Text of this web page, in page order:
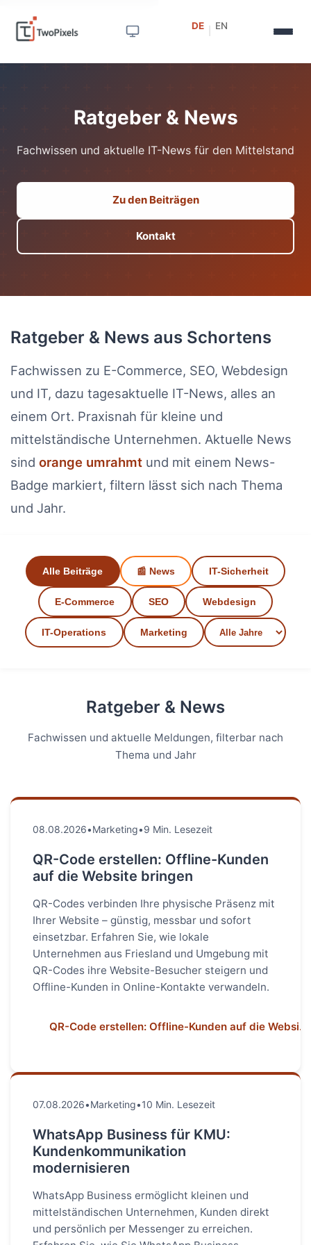
DE EN
Ratgeber & News
Fachwissen und aktuelle IT-News für den Mittelstand
Zu den Beiträgen
Kontakt
Ratgeber & News aus Schortens
Fachwissen zu E-Commerce, SEO, Webdesign
und IT, dazu tagesaktuelle IT-News, alles an
einem Ort. Praxisnah für kleine und
mittelständische Unternehmen. Aktuelle News
sind orange umrahmt und mit einem News-
Badge markiert, filtern lässt sich nach Thema
und Jahr.
Alle Beiträge 📰 News IT-Sicherheit
E-Commerce SEO Webdesign
IT-Operations Marketing
Ratgeber & News
Fachwissen und aktuelle Meldungen, filterbar nach
Thema und Jahr
08.08.2026•Marketing•9 Min. Lesezeit
QR-Code erstellen: Offline-Kunden
auf die Website bringen
QR-Codes verbinden Ihre physische Präsenz mit
Ihrer Website – günstig, messbar und sofort
einsetzbar. Erfahren Sie, wie lokale
Unternehmen aus Friesland und Umgebung mit
QR-Codes ihre Website-Besucher steigern und
Offline-Kunden in Online-Kontakte verwandeln.
QR-Code erstellen: Offline-Kunden auf die
07.08.2026•Marketing•10 Min. Lesezeit
WhatsApp Business für KMU:
Kundenkommunikation
modernisieren
WhatsApp Business ermöglicht kleinen und
mittelständischen Unternehmen, Kunden direkt
und persönlich per Messenger zu erreichen.